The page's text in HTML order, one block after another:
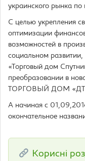
украинского рынка
С целью укрепления
оптимизации
возможностей в
социальном
«Торговый дом
преобразовании в
ТОРГОВЫЙ ДОМ
А начиная с
окончательное
Корисні